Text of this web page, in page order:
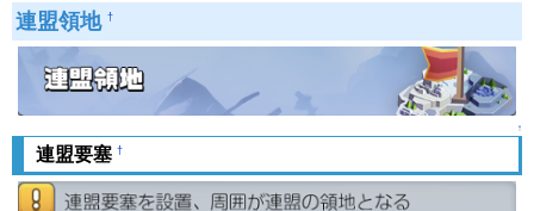
連盟領地 †
↑
連盟要塞 †